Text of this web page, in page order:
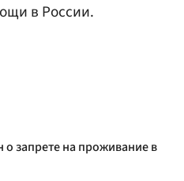
в России.
о запрете на проживание в